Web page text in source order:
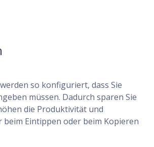
so konfiguriert, dass Sie
müssen. Dadurch sparen Sie
die Produktivität und
beim Eintippen oder beim Kopieren